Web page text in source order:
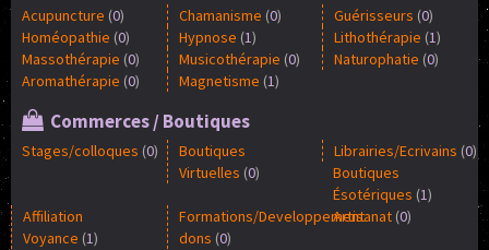
Acupuncture (0) Chamanisme (0) Guérisseurs (0)
Homéopathie (0) Hypnose (1) Lithothérapie (1)
Massothérapie (0) Musicothérapie (0) Naturophatie (0)
Aromathérapie (0) Magnetisme (1)
Commerces / Boutiques
Stages/colloques (0)
Boutiques
Virtuelles (0)
Librairies/Ecrivains (0)
Boutiques
Ésotériques (1)
Affiliation
Voyance (1)
Formations/Developpement
dons (0)
Artisanat (0)